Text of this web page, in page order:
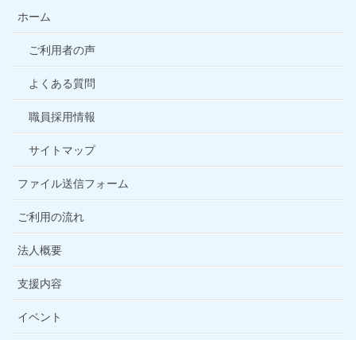
ホーム
ご利用者の声
よくある質問
職員採用情報
サイトマップ
ファイル送信フォーム
ご利用の流れ
法人概要
支援内容
イベント